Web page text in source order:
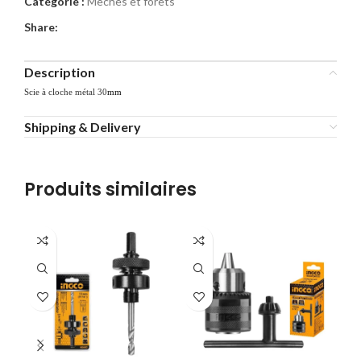
Share:
Description
Scie à cloche métal 30mm
Shipping & Delivery
Produits similaires